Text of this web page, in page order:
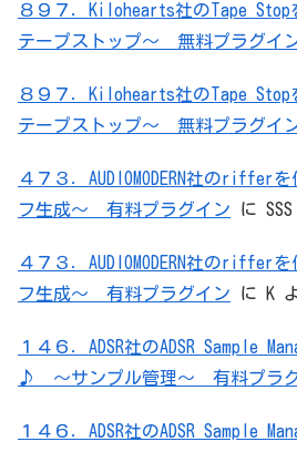
８９７．Kilohearts社のTape
テープストップ～ 無料プラグイ
８９７．Kilohearts社のTape
テープストップ～ 無料プラグイ
４７３．AUDIOMODERN社の
フ生成～ 有料プラグイン に SSS
４７３．AUDIOMODERN社の
フ生成～ 有料プラグイン に K
１４６．ADSR社のADSR Sample
♪ ～サンプル管理～ 有料プラ
１４６．ADSR社のADSR Sample